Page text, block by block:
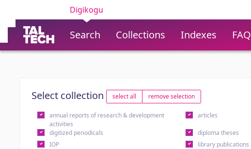
Digikogu
Search Collections Indexes FAQ
Select collection select all remove selection
annual reports of research & development
activities
articles
digitized periodicals diploma theses
IOP
library publications